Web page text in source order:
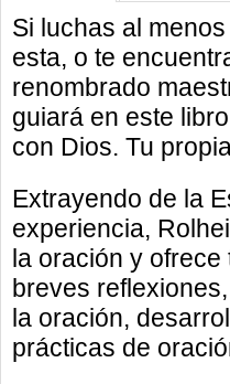
Si luchas al
esta, o te
renombrado
guiará en este
con Dios. Tu
Extrayendo de la
experiencia,
la oración y
breves
la oración,
prácticas de